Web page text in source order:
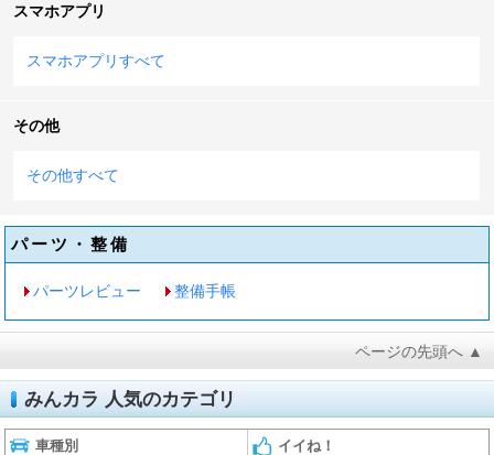
スマホアプリ
スマホアプリすべて
その他
その他すべて
パーツ・整備
パーツレビュー 整備手帳
ページの先頭へ ▲
みんカラ 人気のカテゴリ
車種別 イイね！